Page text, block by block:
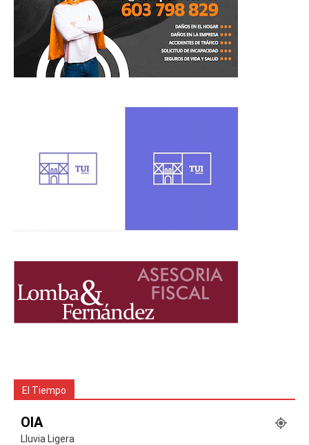
El Tiempo
OIA
Lluvia Ligera